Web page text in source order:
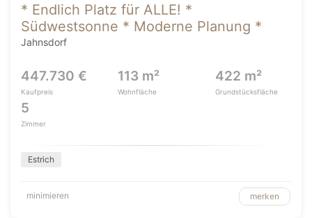
* Endlich Platz für ALLE! *
Südwestsonne * Moderne Planung *
Jahnsdorf
447.730 €
Kaufpreis
113 m²
Wohnfläche
422 m²
Grundstücksfläche
5
Zimmer
Estrich
minimieren merken